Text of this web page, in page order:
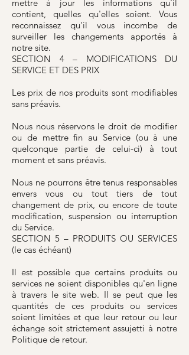
mettre à jour les informations qu'il
contient, quelles qu'elles soient. Vous
reconnaissez qu'il vous incombe de
surveiller les changements apportés à
notre site.
SECTION 4 – MODIFICATIONS DU
SERVICE ET DES PRIX
Les prix de nos produits sont modifiables
sans préavis.
Nous nous réservons le droit de modifier
ou de mettre fin au Service (ou à une
quelconque partie de celui-ci) à tout
moment et sans préavis.
Nous ne pourrons être tenus responsables
envers vous ou tout tiers de tout
changement de prix, ou encore de toute
modification, suspension ou interruption
du Service.
SECTION 5 – PRODUITS OU SERVICES
(le cas échéant)
Il est possible que certains produits ou
services ne soient disponibles qu'en ligne
à travers le site web. Il se peut que les
quantités de ces produits ou services
soient limitées et que leur retour ou leur
échange soit strictement assujetti à notre
Politique de retour.